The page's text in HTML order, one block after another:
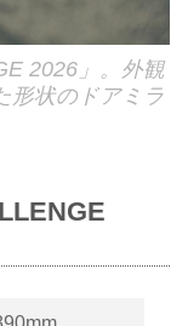
2026」。外観
形状のドアミラ